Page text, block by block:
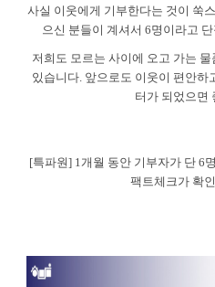
사실 이웃에게 기부한다는 것이 쑥
으신 분들이 계셔서 6명이라고
저희도 모르는 사이에 오고 가는
있습니다. 앞으로도 이웃이 편안하
터가 되었으면
[특파원] 1개월 동안 기부자가 단 6
팩트체크가 확